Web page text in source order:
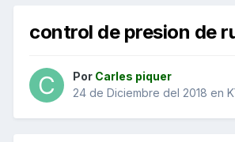
control de presion de
Por Carles piquer
24 de Diciembre del 2018 en